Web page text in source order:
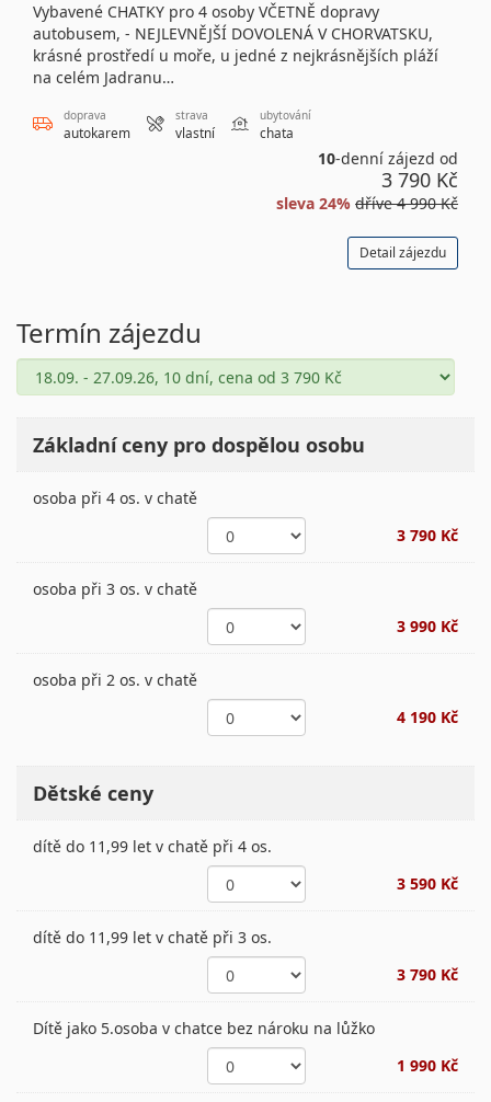
Vybavené CHATKY pro 4 osoby VČETNĚ dopravy
autobusem, - NEJLEVNĚJŠÍ DOVOLENÁ V CHORVATSKU,
krásné prostředí u moře, u jedné z nejkrásnějších pláží
na celém Jadranu…
doprava
autokarem
strava
vlastní
ubytování
chata
10-denní zájezd od
3 790 Kč
sleva 24% dříve4 990 Kč
Detail zájezdu
Termín zájezdu
Základní ceny pro dospělou osobu
osoba při 4 os. v chatě
3 790 Kč
osoba při 3 os. v chatě
3 990 Kč
osoba při 2 os. v chatě
4 190 Kč
Dětské ceny
dítě do 11,99 let v chatě při 4 os.
3 590 Kč
dítě do 11,99 let v chatě při 3 os.
3 790 Kč
Dítě jako 5.osoba v chatce bez nároku na lůžko
1 990 Kč